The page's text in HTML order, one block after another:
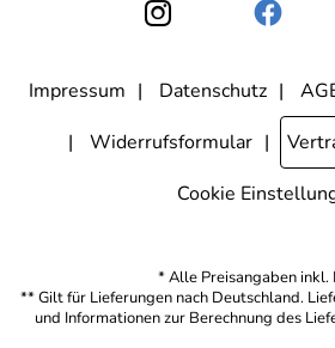
Datenschutzerklärung
habe ich zur
Impressum Datenschutz
Widerrufsformular
Cookie
* Alle Preisangaben inkl.
** Gilt für Lieferungen nach Deutschland.
und Informationen zur Berechnung des